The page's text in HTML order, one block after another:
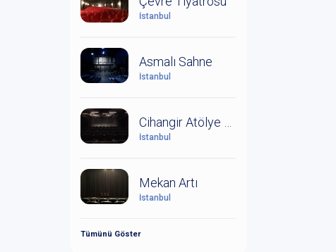
İstanbul
Asmalı Sahne
İstanbul
İstanbul
Mekan Artı
İstanbul
Tümünü Göster